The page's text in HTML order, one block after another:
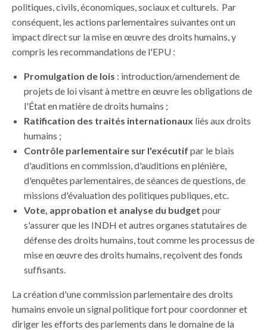
politiques, civils, économiques, sociaux et culturels. Par
conséquent, les actions parlementaires suivantes ont un
impact direct sur la mise en œuvre des droits humains, y
compris les recommandations de l'EPU :
Promulgation de lois : introduction/amendement de
projets de loi visant à mettre en œuvre les obligations de
l'État en matière de droits humains ;
Ratification des traités internationaux liés aux droits
humains ;
Contrôle parlementaire sur l'exécutif par le biais
d'auditions en commission, d'auditions en plénière,
d'enquêtes parlementaires, de séances de questions, de
missions d'évaluation des politiques publiques, etc.
Vote, approbation et analyse du budget pour
s'assurer que les INDH et autres organes statutaires de
défense des droits humains, tout comme les processus de
mise en œuvre des droits humains, reçoivent des fonds
suffisants.
La création d'une commission parlementaire des droits
humains envoieun signal politique fort pour coordonner et
diriger les efforts des parlements dans le domaine de la